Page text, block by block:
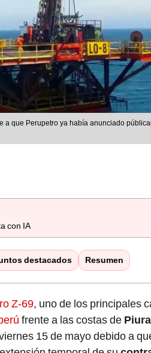
a que Perupetro ya había anunciado
con IA
destacados Resumen
Z-69, uno de los principales
frente a las costas de Piura
15 de mayo debido a